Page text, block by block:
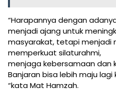
“Harapannya dengan
menjadi ajang untuk
masyarakat, tetapi menjadi
memperkuat silaturahmi,
menjaga kebersamaan dan
Banjaran bisa lebih maju lagi
“kata Mat Hamzah.